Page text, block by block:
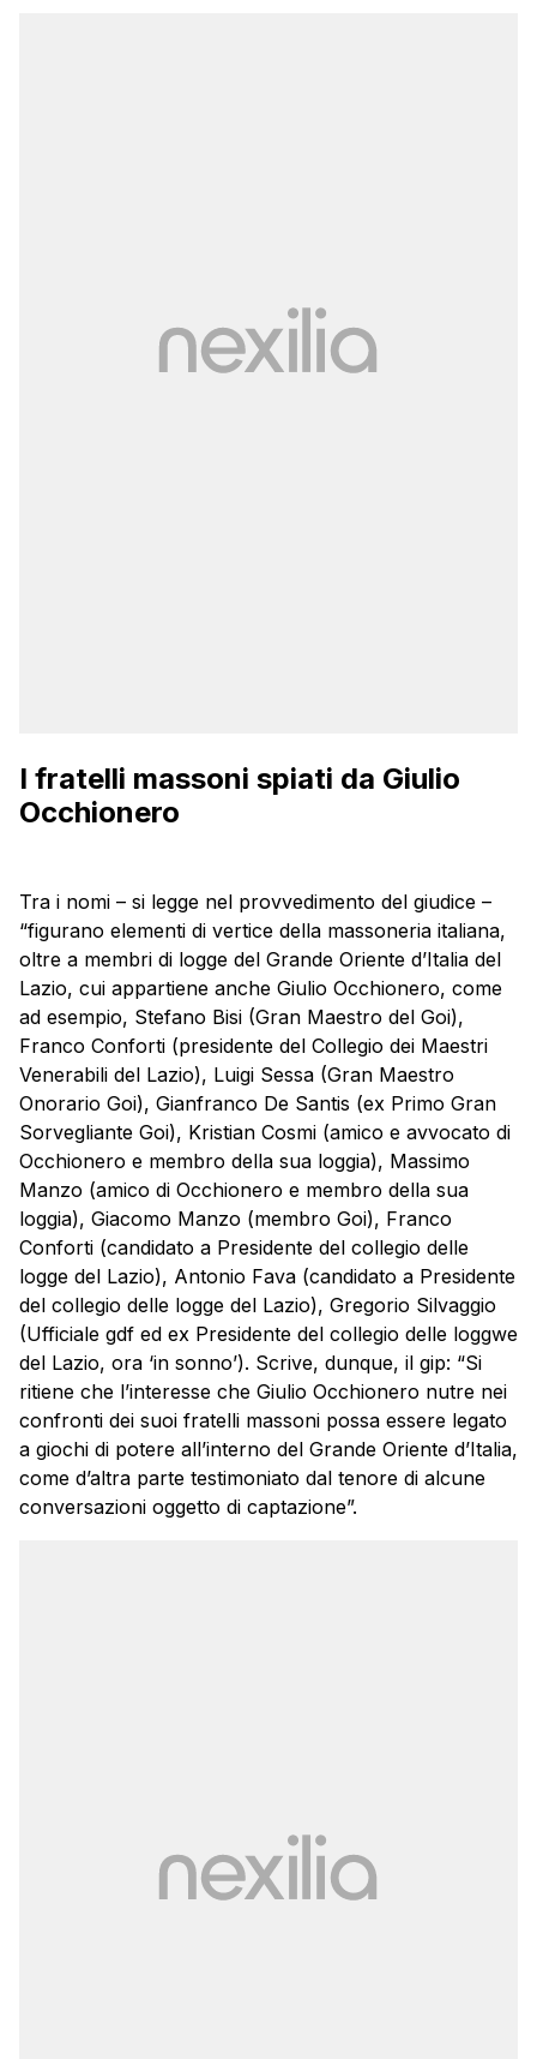
I fratelli massoni spiati da Giulio
Occhionero
Tra i nomi – si legge nel provvedimento del giudice –
“figurano elementi di vertice della massoneria italiana,
oltre a membri di logge del Grande Oriente d’Italia del
Lazio, cui appartiene anche Giulio Occhionero, come
ad esempio, Stefano Bisi (Gran Maestro del Goi),
Franco Conforti (presidente del Collegio dei Maestri
Venerabili del Lazio), Luigi Sessa (Gran Maestro
Onorario Goi), Gianfranco De Santis (ex Primo Gran
Sorvegliante Goi), Kristian Cosmi (amico e avvocato di
Occhionero e membro della sua loggia), Massimo
Manzo (amico di Occhionero e membro della sua
loggia), Giacomo Manzo (membro Goi), Franco
Conforti (candidato a Presidente del collegio delle
logge del Lazio), Antonio Fava (candidato a Presidente
del collegio delle logge del Lazio), Gregorio Silvaggio
(Ufficiale gdf ed ex Presidente del collegio delle loggwe
del Lazio, ora ‘in sonno’). Scrive, dunque, il gip: “Si
ritiene che l’interesse che Giulio Occhionero nutre nei
confronti dei suoi fratelli massoni possa essere legato
a giochi di potere all’interno del Grande Oriente d’Italia,
come d’altra parte testimoniato dal tenore di alcune
conversazioni oggetto di captazione”.